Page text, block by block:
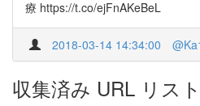
療 https://t.co/ejFnAKeBeL
2018-03-14 14:34:00
収集済み URL リスト